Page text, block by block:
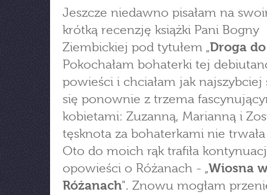
Jeszcze niedawno pisałam na
krótką recenzję książki Pani Bogny
Ziembickiej pod tytułem „Droga
Pokochałam bohaterki tej
powieści i chciałam jak najszybciej
się ponownie z trzema
kobietami: Zuzanną, Marianną i
tęsknota za bohaterkami nie trwała
Oto do moich rąk trafiła
opowieści o Różanach - „Wiosna
Różanach". Znowu mogłam